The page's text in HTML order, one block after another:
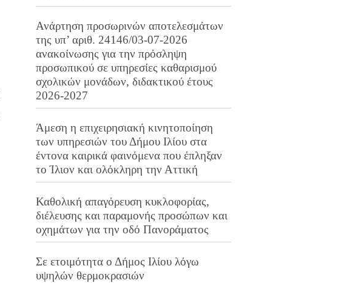
Ανάρτηση προσωρινών αποτελεσμάτων
της υπ’ αριθ. 24146/03-07-2026
ανακοίνωσης για την πρόσληψη
προσωπικού σε υπηρεσίες καθαρισμού
σχολικών μονάδων, διδακτικού έτους
2026-2027
Άμεση η επιχειρησιακή κινητοποίηση
των υπηρεσιών του Δήμου Ιλίου στα
έντονα καιρικά φαινόμενα που έπληξαν
το Ίλιον και ολόκληρη την Αττική
Καθολική απαγόρευση κυκλοφορίας,
διέλευσης και παραμονής προσώπων και
οχημάτων για την οδό Πανοράματος
Σε ετοιμότητα ο Δήμος Ιλίου λόγω
υψηλών θερμοκρασιών